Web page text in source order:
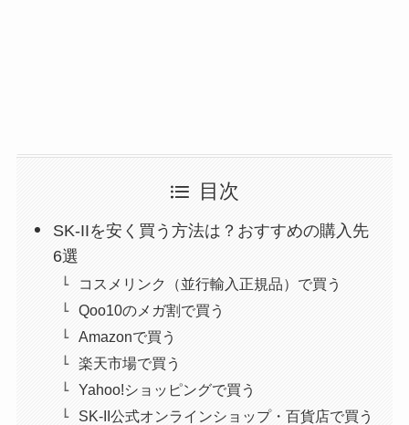
目次
SK-IIを安く買う方法は？おすすめの購入先
6選
コスメリンク（並行輸入正規品）で買う
Qoo10のメガ割で買う
Amazonで買う
楽天市場で買う
Yahoo!ショッピングで買う
SK-II公式オンラインショップ・百貨店で買う